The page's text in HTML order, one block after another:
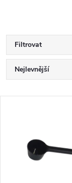
Filtrovat
Ř
a
Nejlevnější